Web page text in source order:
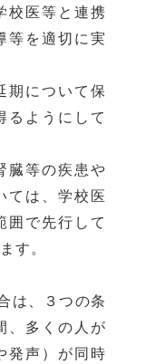
校医等と連携
等を適切に実
について保
るようにして
臓等の疾患や
ては、学校医
囲で先行して
す。
は、３つの条
、多くの人が
発声）が同時